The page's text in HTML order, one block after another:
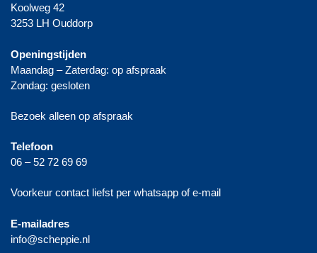
Koolweg 42
3253 LH Ouddorp
Openingstijden
Maandag – Zaterdag: op afspraak
Zondag: gesloten
Bezoek alleen op afspraak
Telefoon
06 – 52 72 69 69
Voorkeur contact liefst per whatsapp of e-mail
E-mailadres
info@scheppie.nl